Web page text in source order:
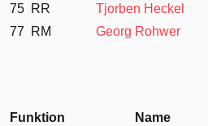
75 RR Tjorben Heckel
77
RM Georg Rohwer
Funktion Name